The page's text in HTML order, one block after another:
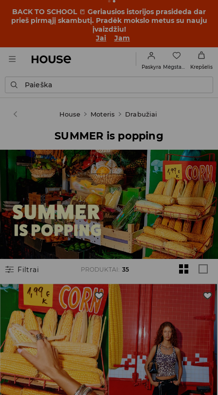
BACK TO SCHOOL 📒 Geriausios istorijos prasideda dar
prieš pirmąjį skambutį. Pradėk mokslo metus su nauju
įvaizdžiu!
Jai
Jam
Paskyra Krepšelis
Paieška
House Moteris Drabužiai
SUMMER is popping
Filtrai PRODUKTAI : 35